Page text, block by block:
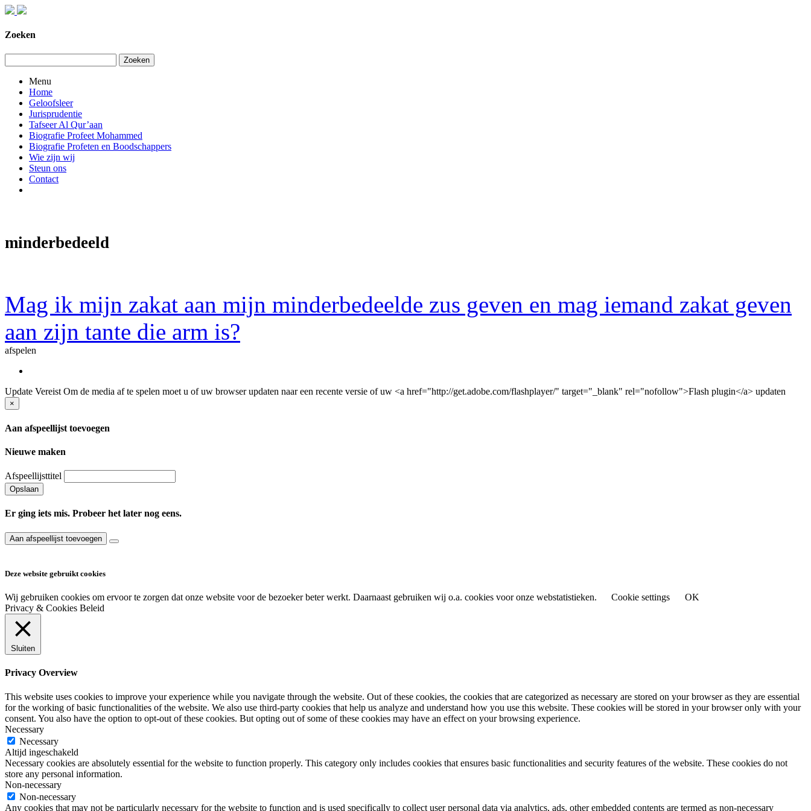
Zoeken
Zoeken
Menu
Home
Geloofsleer
Jurisprudentie
Tafseer Al Qur’aan
Biografie Profeet Mohammed
Biografie Profeten en Boodschappers
Wie zijn wij
Steun ons
Contact
minderbedeeld
Mag ik mijn zakat aan mijn minderbedeelde zus geven en mag iemand zakat geven
aan zijn tante die arm is?
afspelen
Update Vereist Om de media af te spelen moet u of uw browser updaten naar een recente versie of uw <a href="http://get.adobe.com/flashplayer/" target="_blank" rel="nofollow">Flash plugin</a> updaten
×
Aan afspeellijst toevoegen
Nieuwe maken
Afspeellijsttitel
Opslaan
Er ging iets mis. Probeer het later nog eens.
Aan afspeellijst toevoegen
Deze website gebruikt cookies
Wij gebruiken cookies om ervoor te zorgen dat onze website voor de bezoeker beter werkt. Daarnaast gebruiken wij o.a. cookies voor onze webstatistieken. Cookie settings
OK
Privacy & Cookies Beleid
Sluiten
Privacy Overview
This website uses cookies to improve your experience while you navigate through the website. Out of these cookies, the cookies that are categorized as necessary are stored on your browser as they are essential
for the working of basic functionalities of the website. We also use third-party cookies that help us analyze and understand how you use this website. These cookies will be stored in your browser only with your
consent. You also have the option to opt-out of these cookies. But opting out of some of these cookies may have an effect on your browsing experience.
Necessary
Necessary
Altijd ingeschakeld
Necessary cookies are absolutely essential for the website to function properly. This category only includes cookies that ensures basic functionalities and security features of the website. These cookies do not
store any personal information.
Non-necessary
Non-necessary
Any cookies that may not be particularly necessary for the website to function and is used specifically to collect user personal data via analytics, ads, other embedded contents are termed as non-necessary